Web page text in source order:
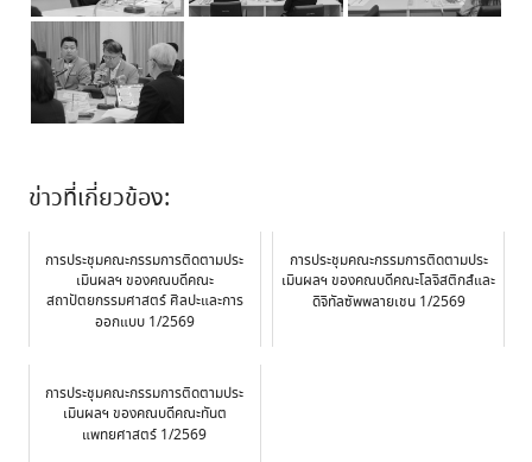
ข่าวที่เกี่ยวข้อง:
การประชุมคณะกรรมการติดตามประ
เมินผลฯ ของคณบดีคณะ
สถาปัตยกรรมศาสตร์ ศิลปะและการ
ออกแบบ 1/2569
การประชุมคณะกรรมการติดตามประ
เมินผลฯ ของคณบดีคณะโลจิสติกส์และ
ดิจิทัลซัพพลายเชน 1/2569
การประชุมคณะกรรมการติดตามประ
เมินผลฯ ของคณบดีคณะทันต
แพทยศาสตร์ 1/2569